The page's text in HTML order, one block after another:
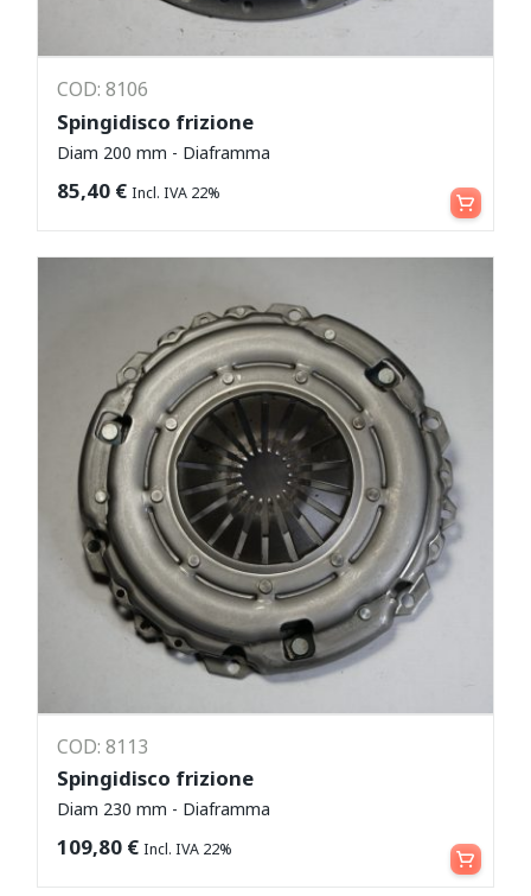
COD: 8106
Spingidisco frizione
Diam 200 mm - Diaframma
85,40 € Incl. IVA 22% Aggiungi al carrello
COD: 8113
Spingidisco frizione
Diam 230 mm - Diaframma
109,80 € Incl. IVA 22% Aggiungi al carrello